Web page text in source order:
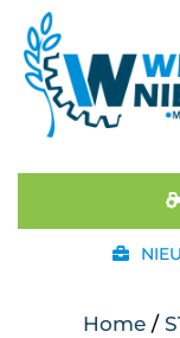
naar
inhoud
Home /